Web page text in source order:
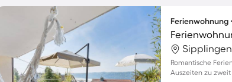
Ferienwohnung
Romantische
Auszeiten zu